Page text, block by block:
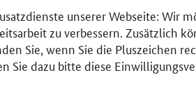
unserer Webseite: Wir
zu verbessern. Zusätzlich
Sie, wenn Sie die Pluszeichen
dazu bitte diese